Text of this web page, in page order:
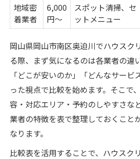
地域密
着業者
6,000
円〜
スポット清掃、セ
ットメニュー
岡山県岡山市南区奥迫川でハウスク
る際、まず気になるのは各業者の違
「どこが安いのか」「どんなサービ
った視点で比較を始めます。そこで
容・対応エリア・予約のしやすさな
業者の特徴を表で整理しておくこと
なります。
比較表を活用することで、ハウスク